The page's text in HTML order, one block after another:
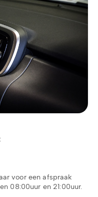
voor een afspraak
08:00uur en 21:00uur.